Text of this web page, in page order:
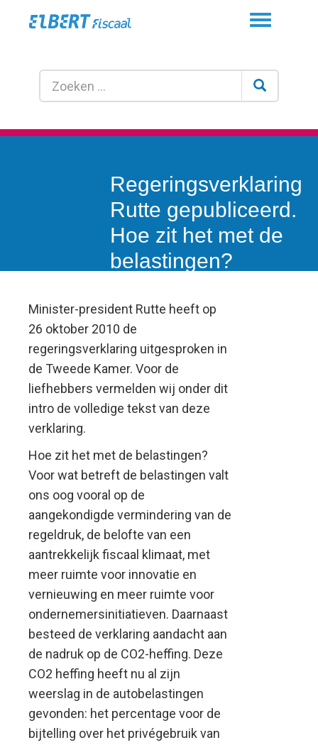
Toggle
Regeringsverklaring
Rutte gepubliceerd.
Hoe zit het met de
belastingen?
Minister-president Rutte heeft op
26 oktober 2010 de
regeringsverklaring uitgesproken in
de Tweede Kamer. Voor de
liefhebbers vermelden wij onder dit
intro de volledige tekst van deze
verklaring.
Hoe zit het met de belastingen?
Voor wat betreft de belastingen valt
ons oog vooral op de
aangekondigde vermindering van de
regeldruk, de belofte van een
aantrekkelijk fiscaal klimaat, met
meer ruimte voor innovatie en
vernieuwing en meer ruimte voor
ondernemersinitiatieven. Daarnaast
besteed de verklaring aandacht aan
de nadruk op de CO2-heffing. Deze
CO2 heffing heeft nu al zijn
weerslag in de autobelastingen
gevonden: het percentage voor de
bijtelling over het privégebruik van